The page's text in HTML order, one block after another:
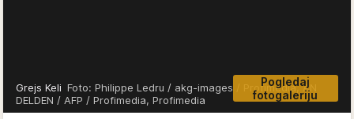
Pogledaj
fotogaleriju
Grejs Keli Foto: Philippe Ledru / akg-images / Profimedia, AN
DELDEN / AFP / Profimedia, Profimedia